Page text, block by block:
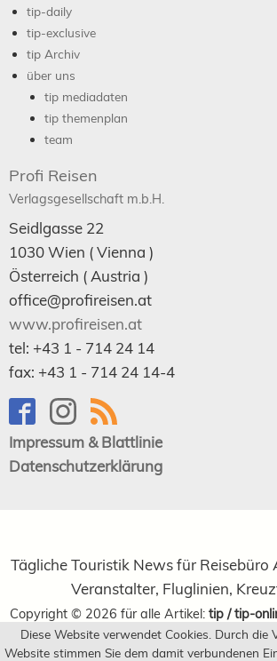
Diese Website verwendet Cookies. Durch die
Website stimmen Sie dem damit verbundenen
tip-daily
tip-exclusive
tip Archiv
über uns
tip mediadaten
tip themenplan
team
Profi Reisen
Verlagsgesellschaft m.b.H.
Seidlgasse 22
1030Wien ( Vienna )
Österreich ( Austria )
office@profireisen.at
www.profireisen.at
tel: +43 1 - 714 24 14
fax: +43 1 - 714 24 14-4
Impressum & Blattlinie
Datenschutzerklärung
Tägliche Touristik News für Reisebüro
Veranstalter, Fluglinien,
Copyright © 2026 für alle Artikel: tip / tip-
Verlagsgesellschaft m.b.H.